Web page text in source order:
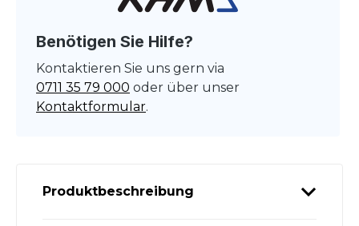
Benötigen Sie Hilfe?
Kontaktieren Sie uns gern via
0711 35 79 000 oder über unser
Kontaktformular.
Produktbeschreibung